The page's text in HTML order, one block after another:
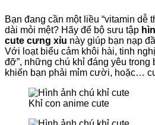
Bạn đang cần một liều “vitamin dễ
dài mỏi mệt? Hãy để bộ sưu tập
cute cưng xỉu này giúp bạn nạp
Với loạt biểu cảm khôi hài, tinh
đỡ”, những chú khỉ đáng yêu trong
khiến bạn phải mỉm cười, hoặc…
Khỉ con anime cute